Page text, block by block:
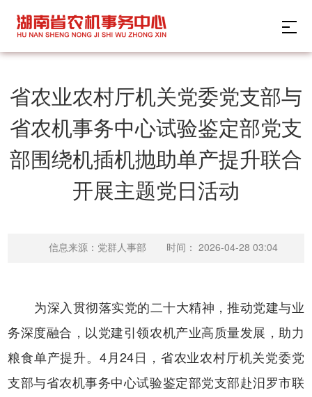
省农业农村厅机关党委党支部与
省农机事务中心试验鉴定部党支
部围绕机插机抛助单产提升联合
开展主题党日活动
信息来源：党群人事部 时间： 2026-04-28 03:04
为深入贯彻落实党的二十大精神，推动党建与业
务深度融合，以党建引领农机产业高质量发展，助力
粮食单产提升。 4月24日，省农业农村厅机关党委党
支部与省农机事务中心试验鉴定部党支部赴汨罗市联